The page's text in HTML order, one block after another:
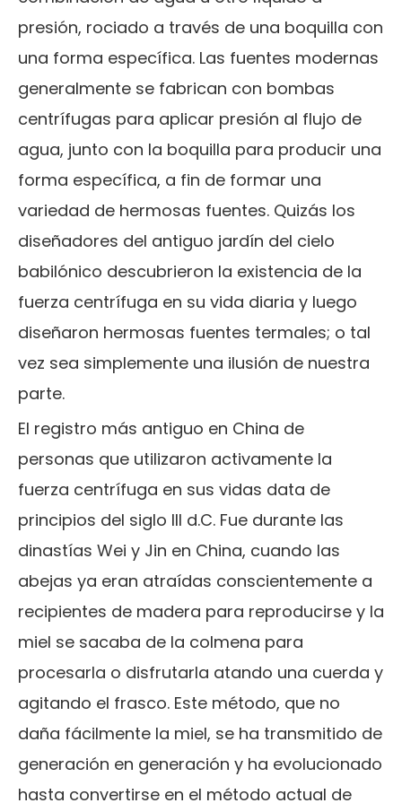
presión, rociado a través de una boquilla con
una forma específica. Las fuentes modernas
generalmente se fabrican con bombas
centrífugas para aplicar presión al flujo de
agua, junto con la boquilla para producir una
forma específica, a fin de formar una
variedad de hermosas fuentes. Quizás los
diseñadores del antiguo jardín del cielo
babilónico descubrieron la existencia de la
fuerza centrífuga en su vida diaria y luego
diseñaron hermosas fuentes termales; o tal
vez sea simplemente una ilusión de nuestra
parte.
El registro más antiguo en China de
personas que utilizaron activamente la
fuerza centrífuga en sus vidas data de
principios del siglo III d.C. Fue durante las
dinastías Wei y Jin en China, cuando las
abejas ya eran atraídas conscientemente a
recipientes de madera para reproducirse y la
miel se sacaba de la colmena para
procesarla o disfrutarla atando una cuerda y
agitando el frasco. Este método, que no
daña fácilmente la miel, se ha transmitido de
generación en generación y ha evolucionado
hasta convertirse en el método actual de